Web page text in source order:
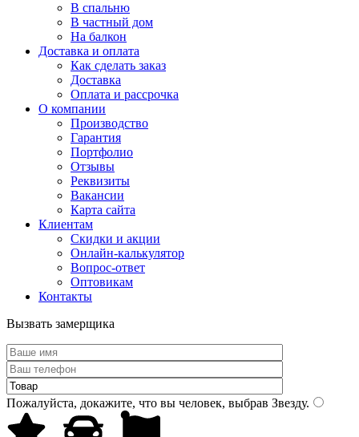
В спальню
В частный дом
На балкон
Доставка и оплата
Как сделать заказ
Доставка
Оплата и рассрочка
О компании
Производство
Гарантия
Портфолио
Отзывы
Реквизиты
Вакансии
Карта сайта
Клиентам
Скидки и акции
Онлайн-калькулятор
Вопрос-ответ
Оптовикам
Контакты
Вызвать замерщика
Пожалуйста, докажите, что вы человек, выбрав Звезду.